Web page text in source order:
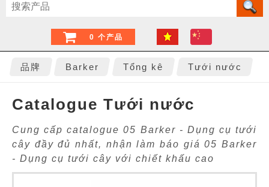
0 个产品
品牌 Barker Tổng kê Tưới nước
Catalogue Tưới nước
Cung cấp catalogue 05 Barker - Dụng cụ tưới
cây đầy đủ nhất, nhận làm báo giá 05 Barker
- Dụng cụ tưới cây với chiết khấu cao